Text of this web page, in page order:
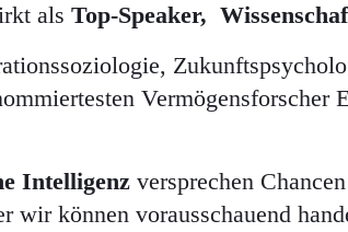
als Top-Speaker,
Vermögensforscher
Intelligenz versprechen
können vorausschauend